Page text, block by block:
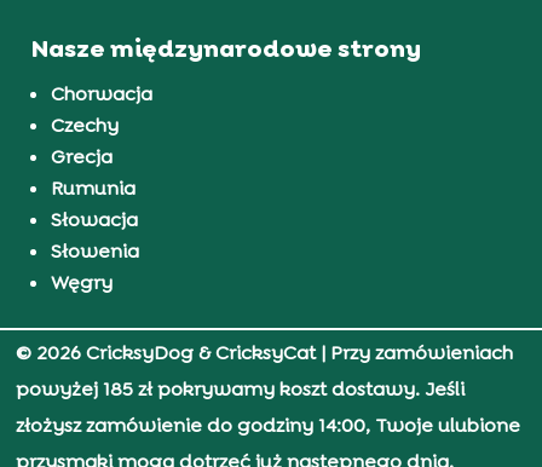
Nasze międzynarodowe strony
Chorwacja
Czechy
Grecja
Rumunia
Słowacja
Słowenia
Węgry
© 2026 CricksyDog & CricksyCat| Przy zamówieniach
powyżej 185 zł pokrywamy koszt dostawy. Jeśli
złożysz zamówienie do godziny 14:00, Twoje ulubione
przysmaki mogą dotrzeć już następnego dnia.